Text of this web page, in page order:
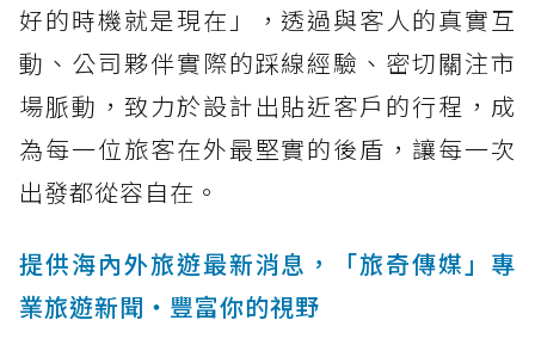
好的時機就是現在」，透過與客人的真實互
動、公司夥伴實際的踩線經驗、密切關注市
場脈動，致力於設計出貼近客戶的行程，成
為每一位旅客在外最堅實的後盾，讓每一次
出發都從容自在。
提供海內外旅遊最新消息，「旅奇傳媒」專
業旅遊新聞‧豐富你的視野